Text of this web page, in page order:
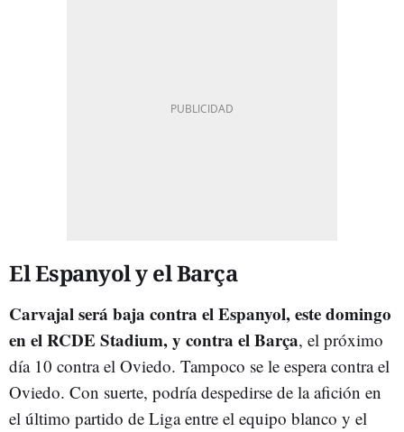
El Espanyol y el Barça
Carvajal será baja contra el Espanyol, este domingo
en el RCDE Stadium, y contra el Barça, el próximo
día 10 contra el Oviedo. Tampoco se le espera contra el
Oviedo. Con suerte, podría despedirse de la afición en
el último partido de Liga entre el equipo blanco y el